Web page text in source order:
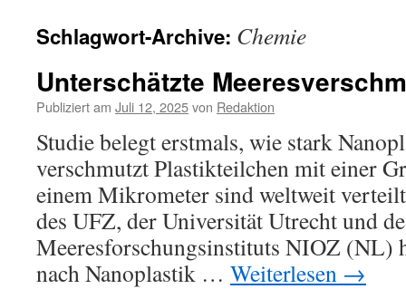
Schlagwort-Archive: Chemie
Unterschätzte
Publiziert am Juli 12, 2025von Redaktion
Studie belegt erstmals, wie stark
verschmutzt Plastikteilchen mit einer
einem Mikrometer sind weltweit
des UFZ, der Universität Utrecht und
Meeresforschungsinstituts NIOZ (NL)
nach Nanoplastik … Weiterlesen →